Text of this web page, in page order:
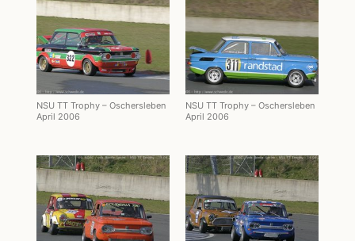
NSU TT Trophy – Oschersleben
April 2006
NSU TT Trophy – Oschersleben
April 2006